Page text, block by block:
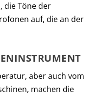
die Töne der
auf, die an der
aber auch vom
machen die